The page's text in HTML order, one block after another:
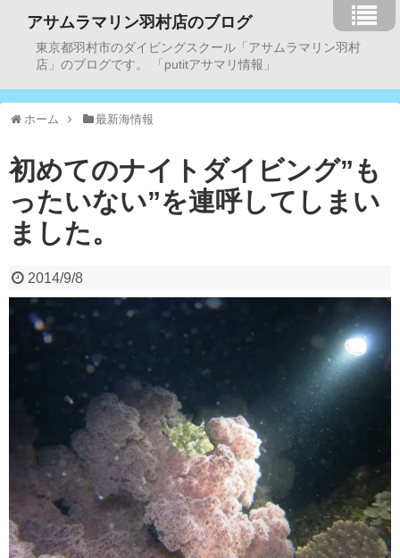
アサムラマリン羽村店のブログ
東京都羽村市のダイビングスクール「アサムラマリン羽村
店」のブログです。 「putitアサマリ情報」
ホーム 最新海情報
初めてのナイトダイビング”も
ったいない”を連呼してしまい
ました。
2014/9/8